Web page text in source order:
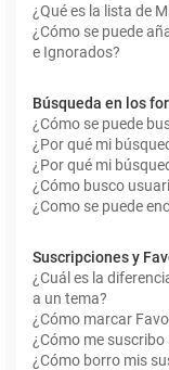
¿Qué es la lista de
¿Cómo se puede
e Ignorados?
Búsqueda en los
¿Cómo se puede
¿Por qué mi
¿Por qué mi
¿Cómo busco
¿Como se puede
Suscripciones y
¿Cuál es la
a un tema?
¿Cómo marcar
¿Cómo me
¿Cómo borro mis